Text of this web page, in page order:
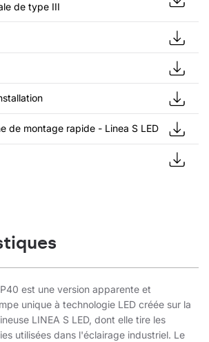
de type III
de montage rapide - Linea S LED
est une version apparente et
unique à technologie LED créée sur la
LINEA S LED, dont elle tire les
utilisées dans l'éclairage industriel. Le